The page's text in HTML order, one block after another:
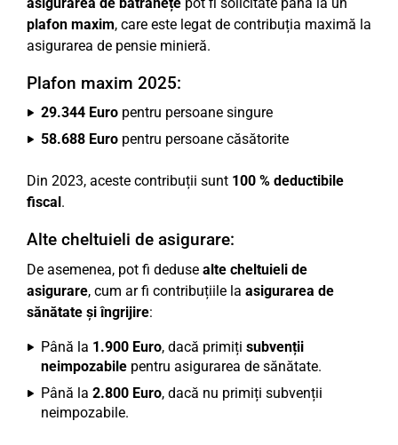
plafon maxim, care este legat de contribuția maximă la
asigurarea de pensie minieră.
Plafon maxim 2025:
29.344 Euro pentru persoane singure
58.688 Euro pentru persoane căsătorite
Din 2023, aceste contribuții sunt 100 % deductibile
fiscal.
Alte cheltuieli de asigurare:
De asemenea, pot fi deduse alte cheltuieli de
asigurare, cum ar fi contribuțiile la asigurarea de
sănătate și îngrijire:
Până la 1.900 Euro, dacă primiți subvenții
neimpozabile pentru asigurarea de sănătate.
Până la 2.800 Euro, dacă nu primiți subvenții
neimpozabile.